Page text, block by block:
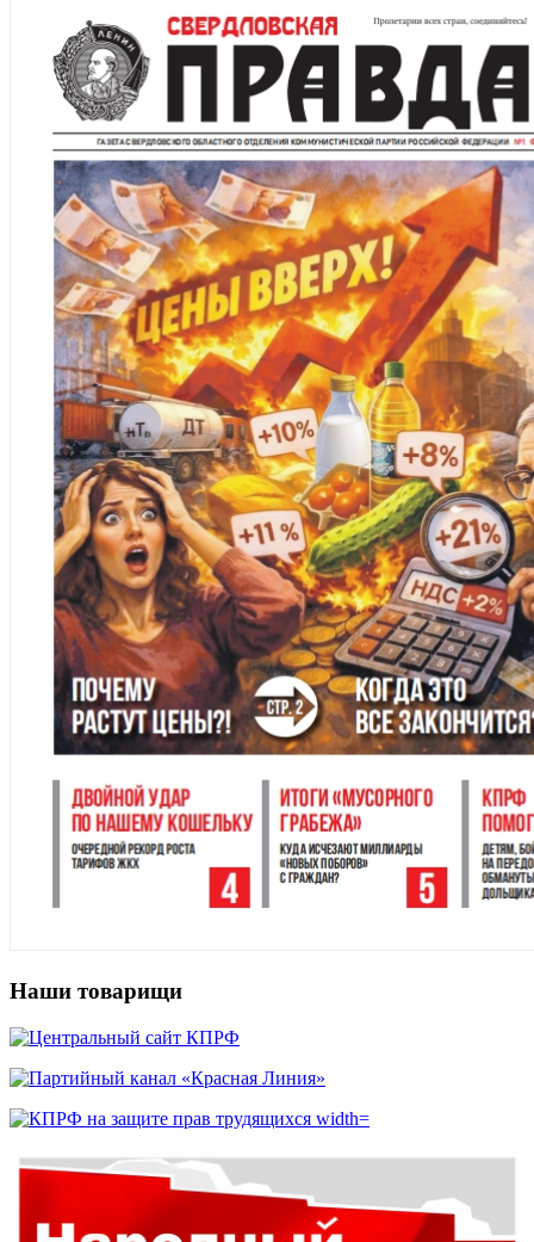
Наши товарищи